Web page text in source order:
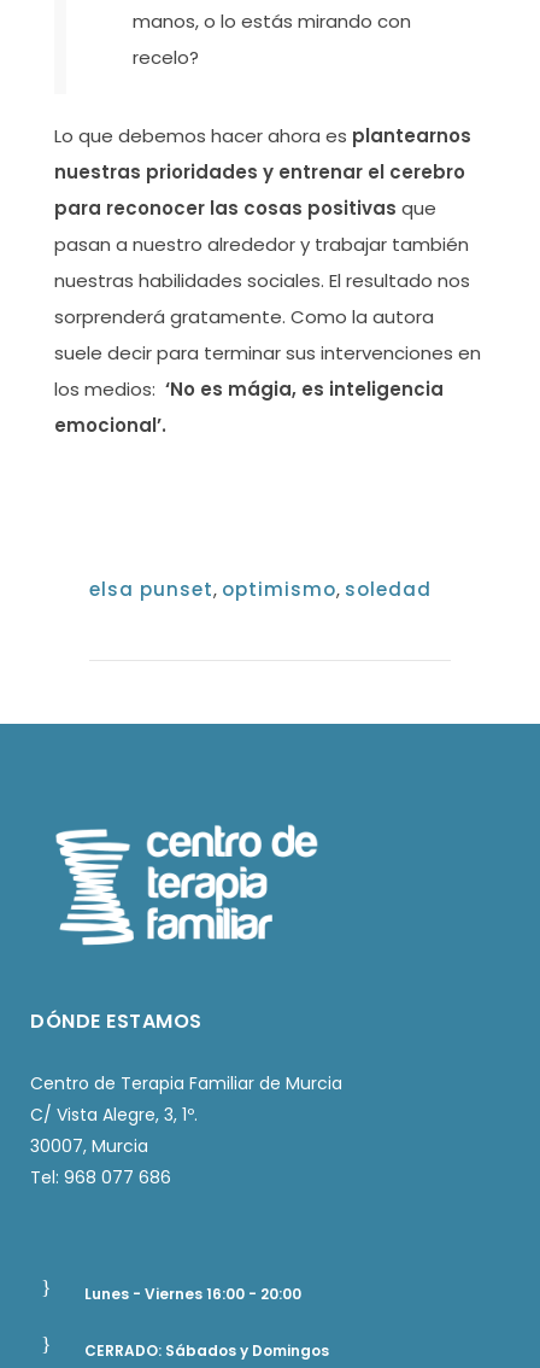
manos, o lo estás mirando con
recelo?
Lo que debemos hacer ahora es plantearnos
nuestras prioridades y entrenar el cerebro
para reconocer las cosas positivas que
pasan a nuestro alrededor y trabajar también
nuestras habilidades sociales. El resultado nos
sorprenderá gratamente. Como la autora
suele decir para terminar sus intervenciones en
los medios: ‘No es mágia, es inteligencia
emocional’.
elsa punset, optimismo, soledad
DÓNDE ESTAMOS
Centro de Terapia Familiar de Murcia
C/ Vista Alegre, 3, 1º.
30007, Murcia
Tel: 968 077 686
Lunes - Viernes 16:00 - 20:00
CERRADO: Sábados y Domingos